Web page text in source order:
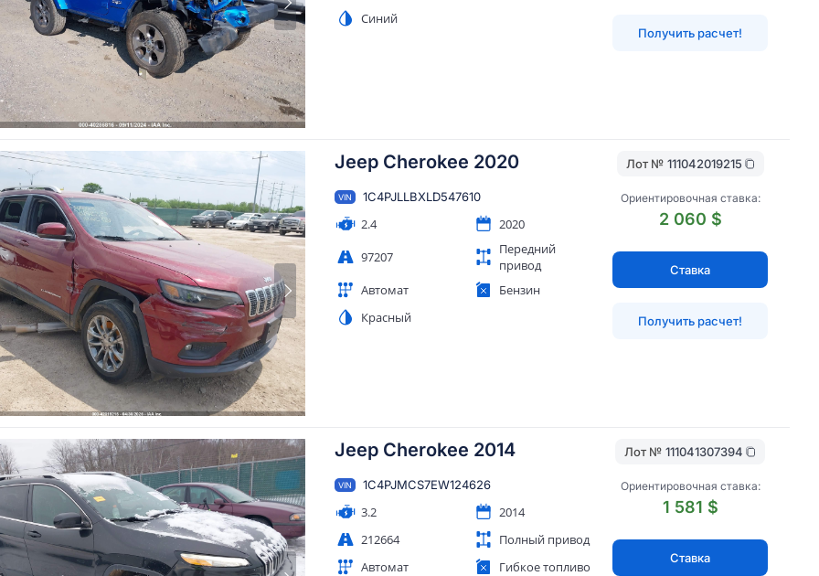
Синий
Получить расчет!
Jeep Cherokee 2020
VIN 1C4PJLLBXLD547610
2.4
2020
97207
Передний
привод
Автомат
Бензин
Красный
Лот № 111042019215
Ориентировочная ставка:
2 060 $
Ставка
Получить расчет!
Jeep Cherokee 2014
VIN 1C4PJMCS7EW124626
3.2
2014
212664
Полный привод
Автомат
Гибкое топливо
Лот № 111041307394
Ориентировочная ставка:
1 581 $
Ставка